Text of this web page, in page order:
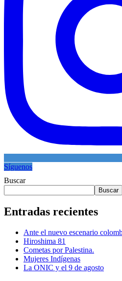
Síguenos
Buscar
Buscar
Entradas recientes
Ante el nuevo escenario
Hiroshima 81
Cometas por Palestina.
Mujeres Indígenas
La ONIC y el 9 de agosto